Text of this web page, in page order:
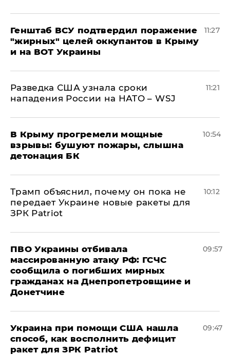
Генштаб ВСУ подтвердил поражение
"жирных" целей оккупантов в Крыму
и на ВОТ Украины
11:27
Разведка США узнала сроки
нападения России на НАТО – WSJ
11:21
В Крыму прогремели мощные
взрывы: бушуют пожары, слышна
детонация БК
10:54
Трамп объяснил, почему он пока не
передает Украине новые ракеты для
ЗРК Patriot
10:12
ПВО Украины отбивала
массированную атаку РФ: ГСЧС
сообщила о погибших мирных
гражданах на Днепропетровщине и
Донетчине
09:57
Украина при помощи США нашла
способ, как восполнить дефицит
ракет для ЗРК Patriot
09:47